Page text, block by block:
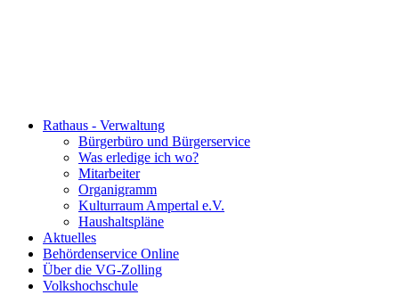
Rathaus - Verwaltung
Bürgerbüro und Bürgerservice
Was erledige ich wo?
Mitarbeiter
Organigramm
Kulturraum Ampertal e.V.
Haushaltspläne
Aktuelles
Behördenservice Online
Über die VG-Zolling
Volkshochschule